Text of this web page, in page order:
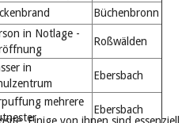
Büchenbronn
in Notlage -
Roßwälden
in
Ebersbach
mehrere
Ebersbach
Einige von ihnen sind essenziell